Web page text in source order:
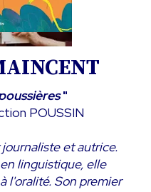
"
POUSSIN
et autrice.
linguistique, elle
l'oralité. Son premier